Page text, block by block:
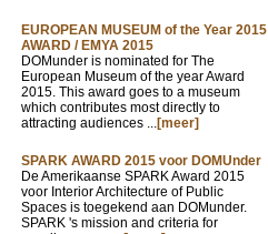
EUROPEAN MUSEUM of the Year 2015
AWARD / EMYA 2015
DOMunder is nominated for The
European Museum of the year Award
2015. This award goes to a museum
which contributes most directly to
attracting audiences ...[meer]
SPARK AWARD 2015 voor DOMUnder
De Amerikaanse SPARK Award 2015
voor Interior Architecture of Public
Spaces is toegekend aan DOMunder.
SPARK 's mission and criteria for